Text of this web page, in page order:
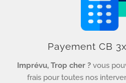
Payement CB
Imprévu, Trop cher ? vous
frais pour toutes nos